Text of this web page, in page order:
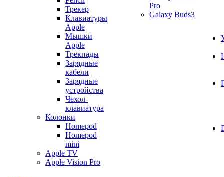
Трекер
Клавиатуры
Apple
Мышки
Apple
Трекпады
Зарядные
кабели
Зарядные
устройства
Чехол-
клавиатура
Колонки
Homepod
Homepod
mini
Apple TV
Apple Vision Pro
Pro
Galaxy Buds3